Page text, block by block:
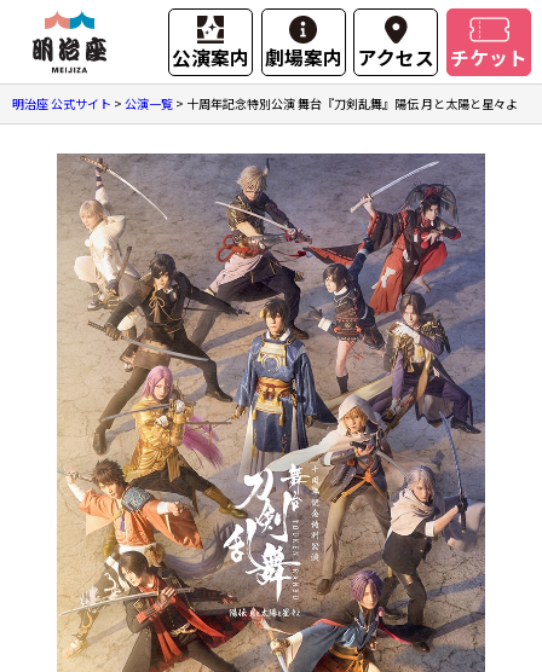
公演案内 劇場案内 アクセス チケット
明治座 公式サイト > 公演一覧 > 十周年記念特別公演 舞台『刀剣乱舞』陽伝 月と太陽と星々よ